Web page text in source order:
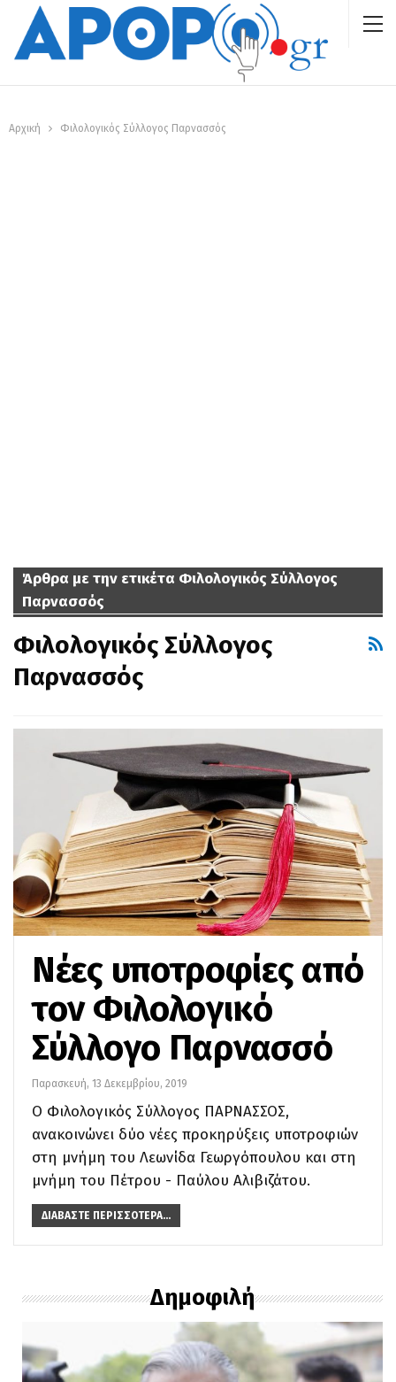
Αρχική Φιλολογικός Σύλλογος Παρνασσός
Άρθρα με την ετικέτα Φιλολογικός Σύλλογος
Παρνασσός
Φιλολογικός Σύλλογος
Παρνασσός
Νέες υποτροφίες από
τον Φιλολογικό
Σύλλογο Παρνασσό
Παρασκευή, 13 Δεκεμβρίου, 2019
Ο Φιλολογικός Σύλλογος ΠΑΡΝΑΣΣΟΣ,
ανακοινώνει δύο νέες προκηρύξεις υποτροφιών
στη μνήμη του Λεωνίδα Γεωργόπουλου και στη
μνήμη του Πέτρου - Παύλου Αλιβιζάτου.
ΔΙΑΒΆΣΤΕ ΠΕΡΙΣΣΌΤΕΡΑ...
Δημοφιλή